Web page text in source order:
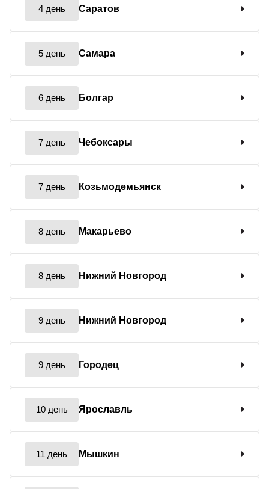
4 день Саратов
5 день Самара
6 день Болгар
7 день Чебоксары
7 день Козьмодемьянск
8 день Макарьево
8 день Нижний Новгород
9 день Нижний Новгород
9 день Городец
10 день Ярославль
11 день Мышкин